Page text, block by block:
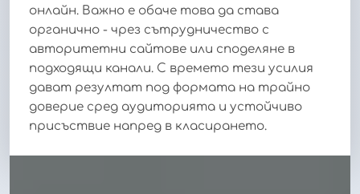
онлайн. Важно е обаче това да става
органично - чрез сътрудничество с
авторитетни сайтове или споделяне в
подходящи канали. С времето тези усилия
дават резултат под формата на трайно
доверие сред аудиторията и устойчиво
присъствие напред в класирането.